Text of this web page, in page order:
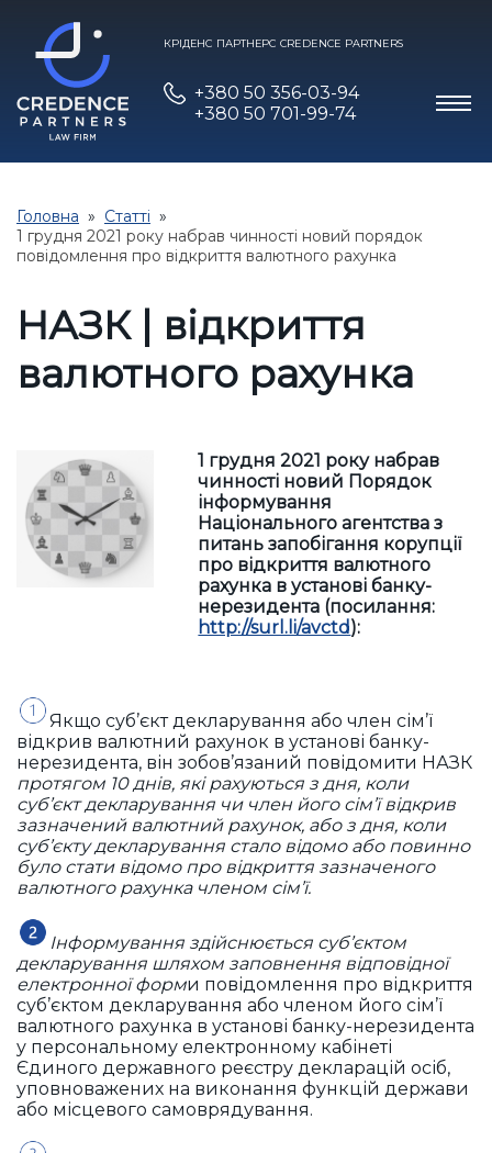
КРІДЕНС ПАРТНЕРС CREDENCE PARTNERS
+380 50 356-03-94
+380 50 701-99-74
Головна
Статті
1 грудня 2021 року набрав чинності новий порядок
повідомлення про відкриття валютного рахунка
НАЗК | відкриття
валютного рахунка
1 грудня 2021 року набрав
чинності новий Порядок
інформування
Національного агентства з
питань запобігання корупції
про відкриття валютного
рахунка в установі банку-
нерезидента (посилання:
http://surl.li/avctd):
Якщо суб’єкт декларування або член сім’ї
відкрив валютний рахунок в установі банку-
нерезидента, він зобов’язаний повідомити НАЗК
протягом 10 днів, які рахуються з дня, коли
суб’єкт декларування чи член його сім’ї відкрив
зазначений валютний рахунок, або з дня, коли
суб’єкту декларування стало відомо або повинно
було стати відомо про відкриття зазначеного
валютного рахунка членом сім’ї.
Інформування здійснюється суб’єктом
декларування шляхом заповнення відповідної
електронної форми повідомлення про відкриття
суб’єктом декларування або членом його сім’ї
валютного рахунка в установі банку-нерезидента
у персональному електронному кабінеті
Єдиного державного реєстру декларацій осіб,
уповноважених на виконання функцій держави
або місцевого самоврядування.